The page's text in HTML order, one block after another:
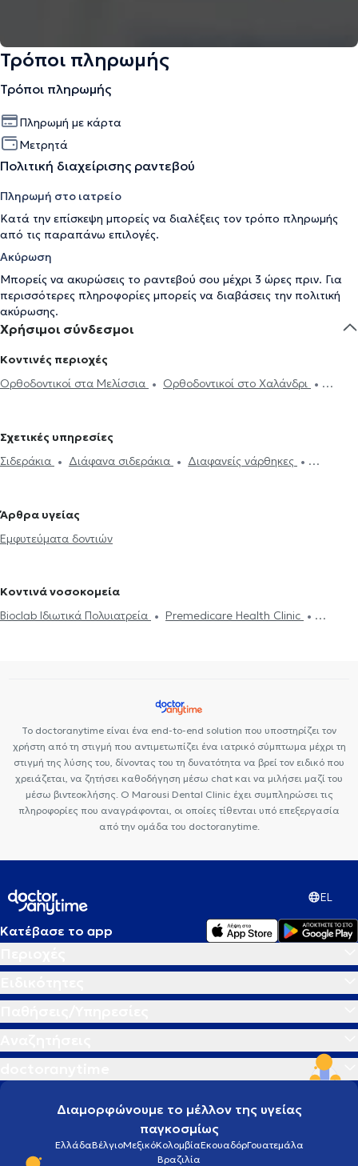
Τρόποι πληρωμής
Τρόποι πληρωμής
Πληρωμή με κάρτα
Μετρητά
Πολιτική διαχείρισης ραντεβού
Πληρωμή στο ιατρείο
Κατά την επίσκεψη μπορείς να διαλέξεις τον τρόπο πληρωμής
από τις παραπάνω επιλογές.
Ακύρωση
Μπορείς να ακυρώσεις το ραντεβού σου μέχρι 3 ώρες πριν. Για
περισσότερες πληροφορίες μπορείς να διαβάσεις την πολιτική
ακύρωσης.
Χρήσιμοι σύνδεσμοι
Κοντινές περιοχές
Ορθοδοντικοί στα Μελίσσια
Ορθοδοντικοί στο Χαλάνδρι
Ορθοδοντικοί στις Αχαρνές
Ορθοδοντικοί στην Παλλήνη
Ορθοδοντικοί στους Αμπελόκηπους
Ορθοδοντικοί στη Δροσιά
Ορθοδοντικοί στην Πλατεία Μαβίλη
Σχετικές υπηρεσίες
Σιδεράκια
Διάφανα σιδεράκια
Διαφανείς νάρθηκες
Άρθρα υγείας
Εμφυτεύματα δοντιών
Κοντινά νοσοκομεία
Bioclab Ιδιωτικά Πολυιατρεία
Premedicare Health Clinic
Το doctoranytime είναι ένα end-to-end solution που υποστηρίζει τον
χρήστη από τη στιγμή που αντιμετωπίζει ένα ιατρικό σύμπτωμα μέχρι τη
στιγμή της λύσης του, δίνοντας του τη δυνατότητα να βρεί τον ειδικό που
χρειάζεται, να ζητήσει καθοδήγηση μέσω chat και να μιλήσει μαζί του
μέσω βιντεοκλήσης. Ο Marousi Dental Clinic έχει συμπληρώσει τις
πληροφορίες που αναγράφονται, οι οποίες τίθενται υπό επεξεργασία
από την ομάδα του doctoranytime.
EL
Κατέβασε το app
Διαμορφώνουμε το μέλλον της υγείας
παγκοσμίως
ΕλλάδαΒέλγιοΜεξικόΚολομβίαΕκουαδόρΓουατεμάλα
Βραζιλία